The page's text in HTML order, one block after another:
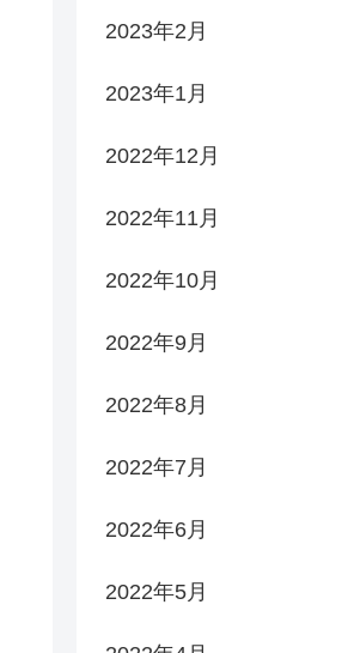
2023年2月
2023年1月
2022年12月
2022年11月
2022年10月
2022年9月
2022年8月
2022年7月
2022年6月
2022年5月